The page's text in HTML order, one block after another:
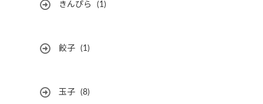
きんぴら (1)
餃子 (1)
玉子 (8)